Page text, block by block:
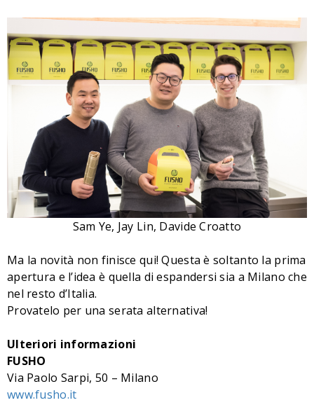
Sam Ye, Jay Lin, Davide Croatto
Ma la novità non finisce qui! Questa è soltanto la prima
apertura e l’idea è quella di espandersi sia a Milano che
nel resto d’Italia.
Provatelo per una serata alternativa!
Ulteriori informazioni
FUSHO
Via Paolo Sarpi, 50 – Milano
www.fusho.it